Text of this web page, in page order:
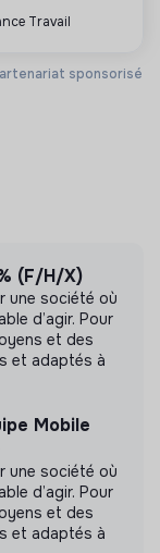
de
qu'elle a
sponsorisé
Travail
(F/H/X)
une société où
d’agir. Pour
et des
et adaptés à
Mobile
une société où
d’agir. Pour
et des
et adaptés à